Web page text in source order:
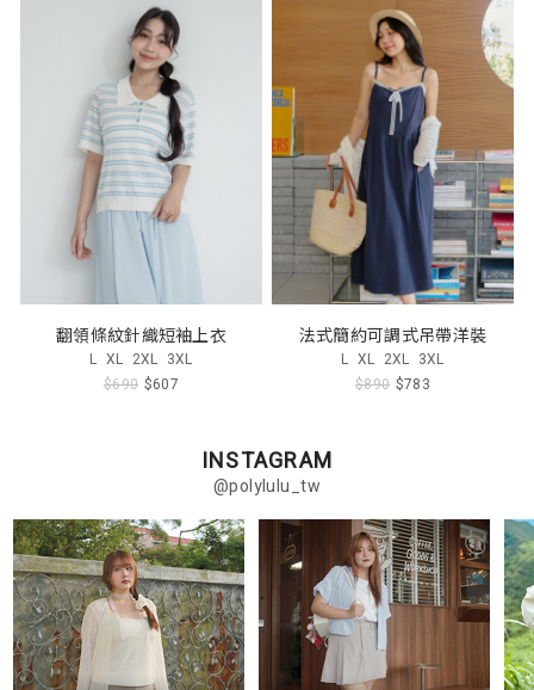
翻領條紋針織短袖上衣
L XL 2XL 3XL
$690 $607
法式簡約可調式吊帶洋裝
L XL 2XL 3XL
$890 $783
INSTAGRAM
@polylulu_tw